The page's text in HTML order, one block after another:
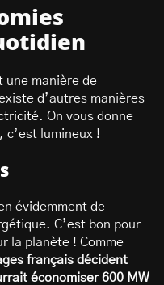
une manière de
d’autres manières
On vous donne
c’est lumineux !
évidemment de
C’est bon pour
la planète ! Comme
français décident
économiser 600 MW